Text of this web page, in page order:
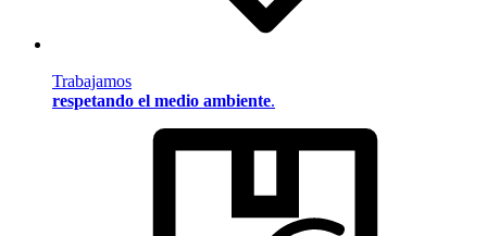
Trabajamos
respetando el medio ambiente.